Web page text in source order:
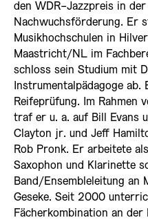
den WDR-Jazzpreis in
Nachwuchsförderung. Er
Musikhochschulen in
Maastricht/NL im
schloss sein Studium mit
Instrumentalpädagoge
Reifeprüfung. Im Rahmen
traf er u. a. auf Bill Evans
Clayton jr. und Jeff
Rob Pronk. Er arbeitete
Saxophon und Klarinette
Band/Ensembleleitung an
Geseke. Seit 2000
Fächerkombination an der